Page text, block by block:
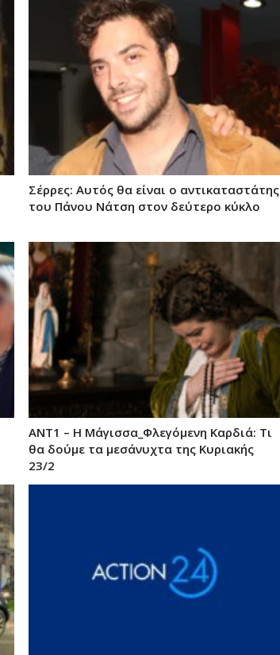
Σέρρες: Αυτός θα είναι ο αντικαταστάτης
του Πάνου Νάτση στον δεύτερο κύκλο
ΑΝΤ1 – Η Μάγισσα_Φλεγόμενη Καρδιά: Τι
θα δούμε τα μεσάνυχτα της Κυριακής
23/2